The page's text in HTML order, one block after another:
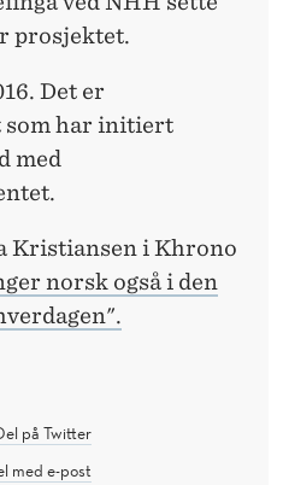
prosjektet.
Det er
har initiert
med
Kristiansen i Khrono
norsk også i den
på Twitter
med e-post